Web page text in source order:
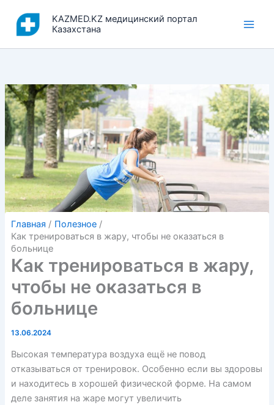
содержимому
KAZMED.KZ медицинский портал
Казахстана
Главная
Полезное
Как тренироваться в жару, чтобы не оказаться в
больнице
Как тренироваться в жару,
чтобы не оказаться в
больнице
13.06.2024
Высокая температура воздуха ещё не повод
отказываться от тренировок. Особенно если вы здоровы
и находитесь в хорошей физической форме. На самом
деле занятия на жаре могут увеличить